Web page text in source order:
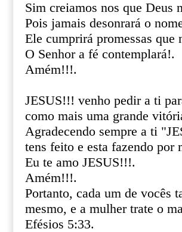
Sim creiamos nos que Deus
Pois jamais desonrará o
Ele cumprirá promessas que
O Senhor a fé contemplará!.
Amém!!!.
JESUS!!! venho pedir a ti
como mais uma grande
Agradecendo sempre a ti
tens feito e esta fazendo por
Eu te amo JESUS!!!.
Amém!!!.
Portanto, cada um de vocês
mesmo, e a mulher trate o
Efésios 5:33.